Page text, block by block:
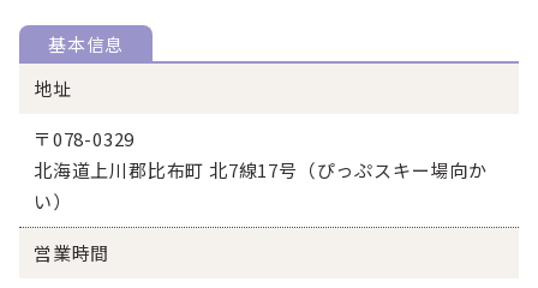
基本信息
地址
〒078-0329
北海道上川郡比布町 北7線17号（ぴっぷスキー場向か
い）
営業時間